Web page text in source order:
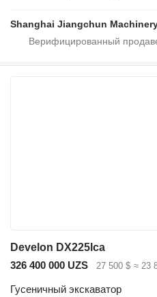
Shanghai Jiangchun
Develon DX225lca
326 400 000 UZS
27 500 $ ≈ 23
Гусеничный экскаватор